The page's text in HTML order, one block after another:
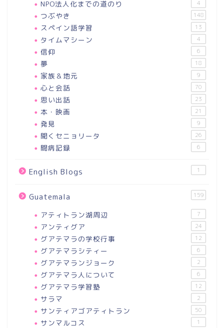
NPO法人化までの道のり 4
つぶやき 148
スペイン語学習 13
タイムマシーン 4
信仰 6
夢 18
家族＆地元 9
心と会話 70
思い出話 23
本・映画 21
発見 9
聞くセニョリータ 26
闘病記録 6
English Blogs 1
Guatemala 159
アティトラン湖周辺 7
アンティグア 24
グアテマラの学校行事 12
グアテマラシティー 6
グアテマランジョーク 2
グアテマラ人について 6
グアテマラ学習塾 12
サラマ 2
サンティアゴアティトラン 50
サンマルコス 1